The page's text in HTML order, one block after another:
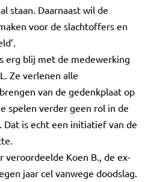
staan. Daarnaast wil de
voor de slachtoffers en
erg blij met de medewerking
Ze verlenen alle
van de gedenkplaat op
spelen verder geen rol in de
is echt een initiatief van de
veroordeelde Koen B., de ex-
jaar cel vanwege doodslag.